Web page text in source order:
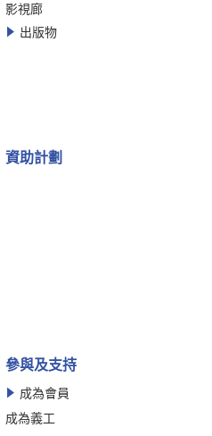
影視廊
出版物
資助計劃
參與及支持
成為會員
成為義工